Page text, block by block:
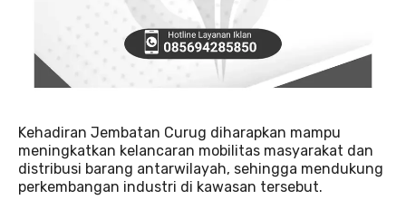
Kehadiran Jembatan Curug diharapkan mampu
meningkatkan kelancaran mobilitas masyarakat dan
distribusi barang antarwilayah, sehingga mendukung
perkembangan industri di kawasan tersebut.